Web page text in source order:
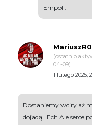
Empoli.
(ostatnio
04-09)
1 lutego 2025,
Dostaniemy wciry aż
dojadą...Ech.Ale serce